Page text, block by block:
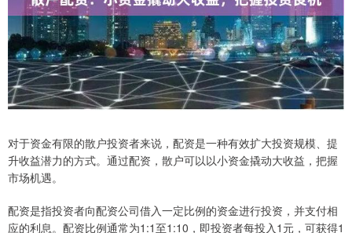
对于资金有限的散户投资者来说，配资是一种有效扩大投资规模、提
升收益潜力的方式。通过配资，散户可以以小资金撬动大收益，把握
市场机遇。
配资是指投资者向配资公司借入一定比例的资金进行投资，并支付相
应的利息。配资比例通常为1:1至1:10，即投资者每投入1元，可获得1